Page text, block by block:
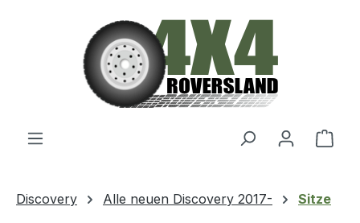
Zum Hauptinhalt springen
Discovery Alle neuen Discovery 2017- Sitze